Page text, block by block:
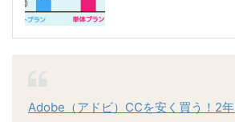
Adobe（アドビ）CCを安く買う！2